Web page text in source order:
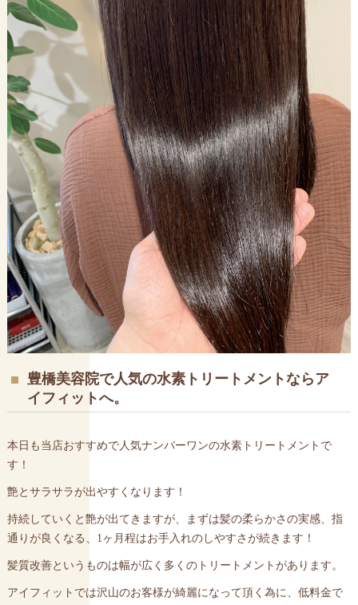
豊橋美容院で人気の水素トリートメントならア
イフィットへ。
本日も当店おすすめで人気ナンバーワンの水素トリートメントで
す！
艶とサラサラが出やすくなります！
持続していくと艶が出てきますが、まずは髪の柔らかさの実感、指
通りが良くなる、1ヶ月程はお手入れのしやすさが続きます！
髪質改善というものは幅が広く多くのトリートメントがあります。
アイフィットでは沢山のお客様が綺麗になって頂く為に、低料金で